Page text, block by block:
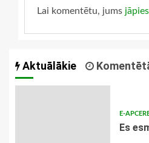
Lai komentētu, jums
Aktuālākie
E-
Es